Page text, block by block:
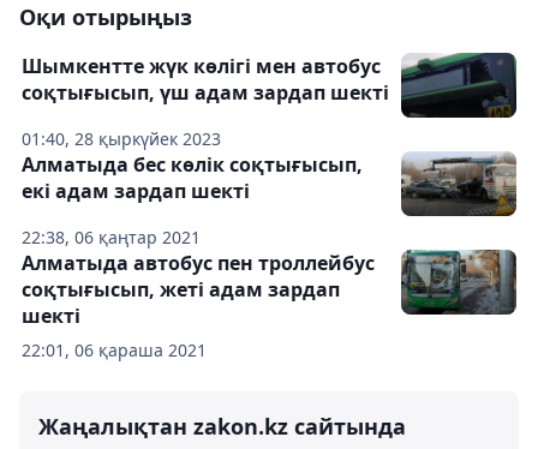
Оқи отырыңыз
01:40, 28 қыркүйек 2023
Шымкентте жүк көлігі мен автобус
соқтығысып, үш адам зардап шекті
22:38, 06 қаңтар 2021
Алматыда бес көлік соқтығысып,
екі адам зардап шекті
22:01, 06 қараша 2021
Алматыда автобус пен троллейбус
соқтығысып, жеті адам зардап
шекті
Жаңалықтан zakon.kz сайтында